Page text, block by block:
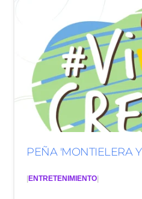
PEÑA 'MONTIELERA
ENTRETENIMIENTO